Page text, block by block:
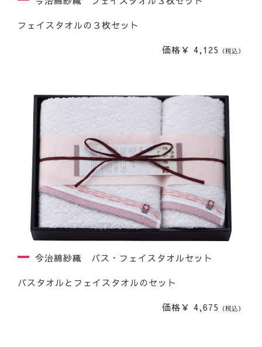
フェイスタオルの３枚セット
価格￥ 4,125 （税込）
今治綿紗織 バス・フェイスタオルセット
バスタオルとフェイスタオルのセット
価格￥ 4,675 （税込）